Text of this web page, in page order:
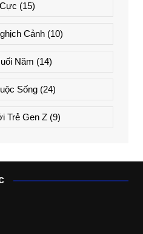
(15)
Cảnh (10)
Năm (14)
Sống(24)
Trẻ Gen Z(9)